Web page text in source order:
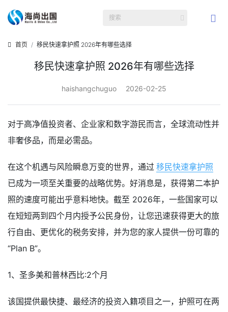
首页 移民快速拿护照 2026年有哪些选择
移民快速拿护照 2026年有哪些选择
haishangchuguo 2026-02-25
对于高净值投资者、企业家和数字游民而言，全球流动性并
非奢侈品，而是必需品。
在这个机遇与风险瞬息万变的世界，通过 移民快速拿护照
已成为一项至关重要的战略优势。好消息是，获得第二本护
照的速度可能出乎意料地快。截至 2026年，一些国家可以
在短短两到四个月内授予公民身份，让您迅速获得更大的旅
行自由、更优化的税务安排，并为您的家人提供一份可靠的
“Plan B”。
1、圣多美和普林西比:2个月
该国提供最快捷、最经济的投资入籍项目之一，护照可在两